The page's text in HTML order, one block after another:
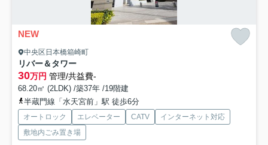
NEW
中央区日本橋箱崎町
リバー＆タワー
30万円 管理/共益費-
68.20㎡ (2LDK) /築37年 /19階建
半蔵門線「水天宮前」駅 徒歩6分
オートロック エレベーター CATV
インターネット対応
敷地内ごみ置き場